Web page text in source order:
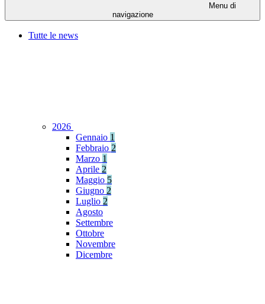
Menu di
navigazione
Tutte le news
2026
Gennaio 1
Febbraio 2
Marzo 1
Aprile 2
Maggio 5
Giugno 2
Luglio 2
Agosto
Settembre
Ottobre
Novembre
Dicembre